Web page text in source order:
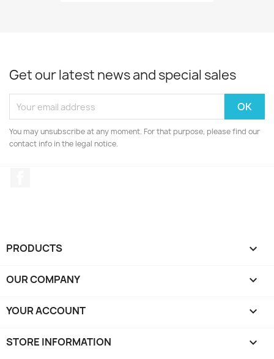
Get our latest news and special sales
You may unsubscribe at any moment. For that purpose, please find our
contact info in the legal notice.
PRODUCTS 
OUR COMPANY 
YOUR ACCOUNT 
STORE INFORMATION keyboard_arrow_down